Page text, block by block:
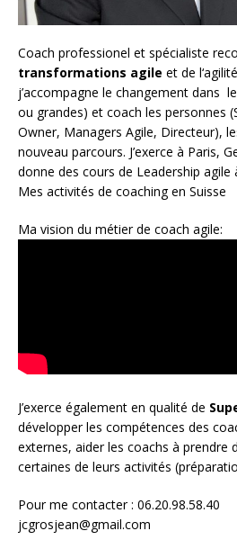
Coach professionel et spécialiste
transformations agile et de l
j’accompagne le changement dans
ou grandes) et coach les personnes (
Owner, Managers Agile, Directeur),
nouveau parcours. J’exerce à Paris,
donne des cours de Leadership agile
Mes activités de coaching en Suisse
Ma vision du métier de coach agile:
J’exerce également en qualité de
développer les compétences des
externes, aider les coachs à prendre
certaines de leurs activités
Pour me contacter : 06.20.98.58.40
jcgrosjean@gmail.com